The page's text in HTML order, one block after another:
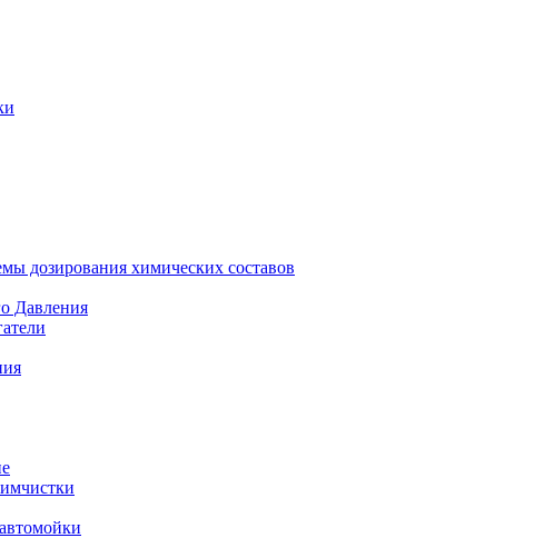
дозирования химических составов
Давления